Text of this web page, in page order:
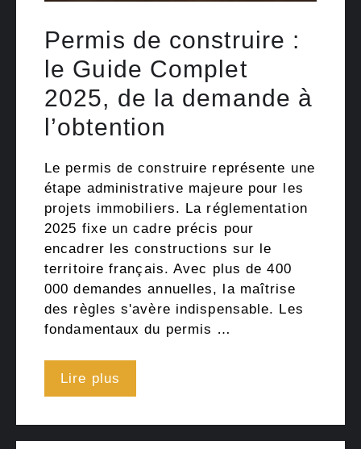
Permis de construire :
le Guide Complet
2025, de la demande à
l’obtention
Le permis de construire représente une
étape administrative majeure pour les
projets immobiliers. La réglementation
2025 fixe un cadre précis pour
encadrer les constructions sur le
territoire français. Avec plus de 400
000 demandes annuelles, la maîtrise
des règles s'avère indispensable. Les
fondamentaux du permis …
Lire plus